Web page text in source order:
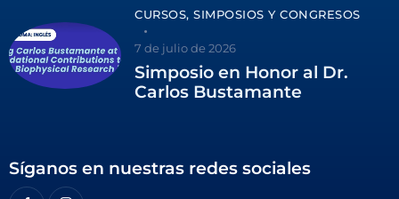
CURSOS, SIMPOSIOS Y CONGRESOS
7 de julio de 2026
Simposio en Honor al Dr.
Carlos Bustamante
Síganos en nuestras redes sociales